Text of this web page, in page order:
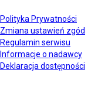
Polityka Prywatności
Zmiana ustawień zgód
Regulamin serwisu
Informacje o nadawcy
Deklaracja dostępności